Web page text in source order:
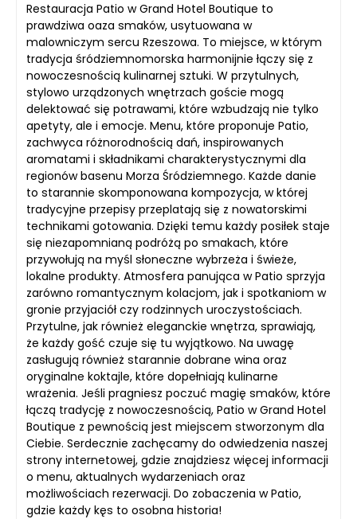
Restauracja Patio w Grand Hotel Boutique to
prawdziwa oaza smaków, usytuowana w
malowniczym sercu Rzeszowa. To miejsce, w którym
tradycja śródziemnomorska harmonijnie łączy się z
nowoczesnością kulinarnej sztuki. W przytulnych,
stylowo urządzonych wnętrzach goście mogą
delektować się potrawami, które wzbudzają nie tylko
apetyty, ale i emocje. Menu, które proponuje Patio,
zachwyca różnorodnością dań, inspirowanych
aromatami i składnikami charakterystycznymi dla
regionów basenu Morza Śródziemnego. Każde danie
to starannie skomponowana kompozycja, w której
tradycyjne przepisy przeplatają się z nowatorskimi
technikami gotowania. Dzięki temu każdy posiłek staje
się niezapomnianą podróżą po smakach, które
przywołują na myśl słoneczne wybrzeża i świeże,
lokalne produkty. Atmosfera panująca w Patio sprzyja
zarówno romantycznym kolacjom, jak i spotkaniom w
gronie przyjaciół czy rodzinnych uroczystościach.
Przytulne, jak również eleganckie wnętrza, sprawiają,
że każdy gość czuje się tu wyjątkowo. Na uwagę
zasługują również starannie dobrane wina oraz
oryginalne koktajle, które dopełniają kulinarne
wrażenia. Jeśli pragniesz poczuć magię smaków, które
łączą tradycję z nowoczesnością, Patio w Grand Hotel
Boutique z pewnością jest miejscem stworzonym dla
Ciebie. Serdecznie zachęcamy do odwiedzenia naszej
strony internetowej, gdzie znajdziesz więcej informacji
o menu, aktualnych wydarzeniach oraz
możliwościach rezerwacji. Do zobaczenia w Patio,
gdzie każdy kęs to osobna historia!